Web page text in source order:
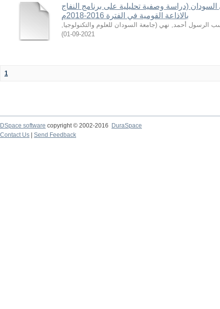
(دراسة وصفية تحليلية على برنامج النفاج
بالاذاعة القومية في الفترة 2016-2018م
الرسول أحمد, نهي (جامعة السودان للعلوم والتكنولوجيا,
2021-09-01
)
1
DSpace software copyright © 2002-2016
DuraSpace
Contact Us
Send Feedback